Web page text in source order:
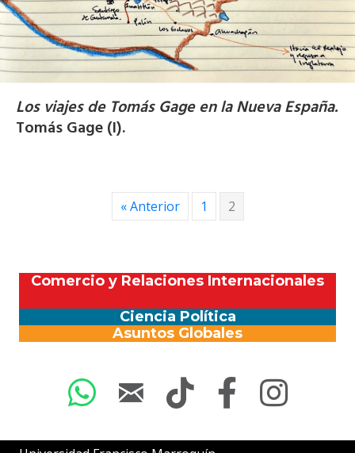
Los viajes de Tomás Gage en la Nueva España.
Tomás Gage (I).
« Anterior 1 2
Comercio y Relaciones Internacionales
Ciencia Política
Asuntos Globales